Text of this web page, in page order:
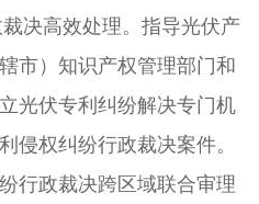
市）知识产权管理部门和
光伏专利纠纷解决专门机
侵权纠纷行政裁决案件。
行政裁决跨区域联合审理